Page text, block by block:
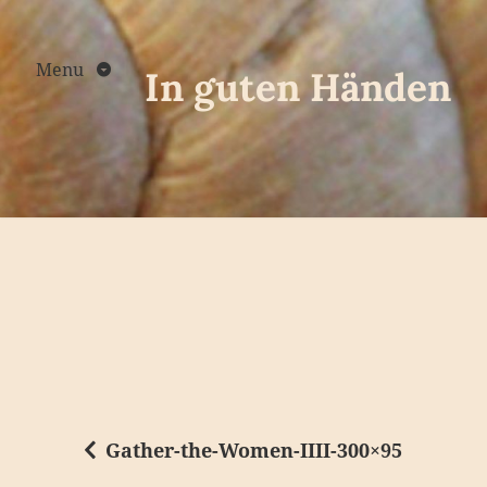
Skip
to
contentMenu In guten Händen
Gather-the-Women-IIII-300×95